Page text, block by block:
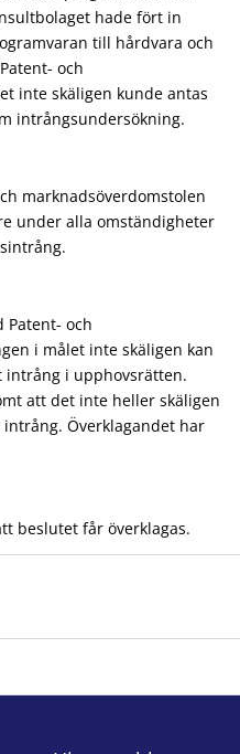
hade fört in
till hårdvara och
och
inte skäligen kunde antas
intrångsundersökning.
marknadsöverdomstolen
under alla omständigheter
Patent- och
i målet inte skäligen kan
intrång i upphovsrätten.
att det inte heller skäligen
Överklagandet har
beslutet får överklagas.